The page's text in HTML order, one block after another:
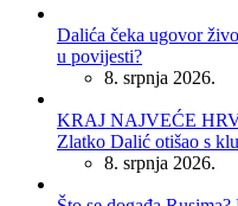
Dalića čeka ugovor
u povijesti?
8. srpnja 2026.
KRAJ NAJVEĆE
Zlatko Dalić otišao s
8. srpnja 2026.